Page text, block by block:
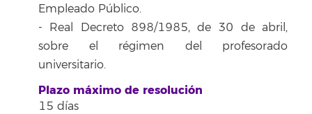
Empleado Público.
- Real Decreto 898/1985, de 30 de abril,
sobre el régimen del profesorado
universitario.
Plazo máximo de resolución
15 días